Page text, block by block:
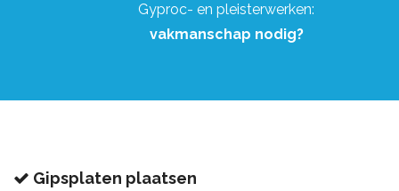
Gyproc- en pleisterwerken:
vakmanschap nodig?
Gipsplaten plaatsen